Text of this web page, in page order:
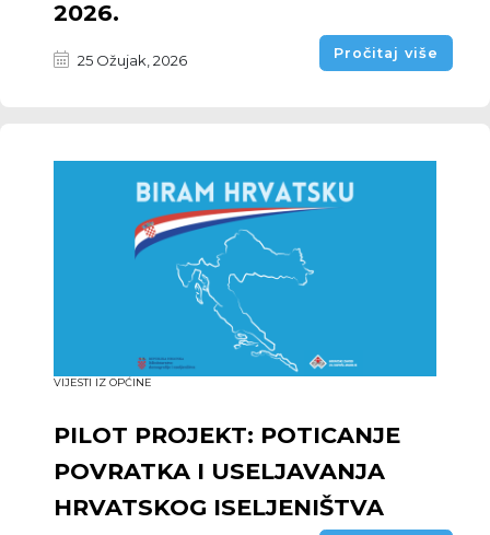
2026.
25 Ožujak, 2026 Pročitaj više
VIJESTI IZ OPĆINE
PILOT PROJEKT: POTICANJE
POVRATKA I USELJAVANJA
HRVATSKOG ISELJENIŠTVA